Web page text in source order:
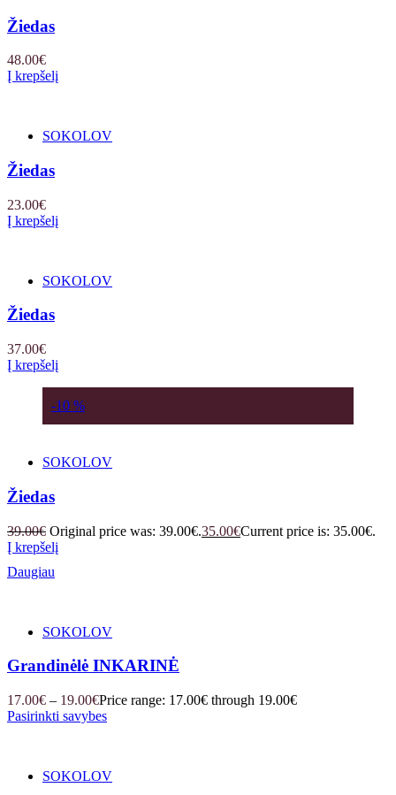
Žiedas
48.00€
Į krepšelį
SOKOLOV
Žiedas
23.00€
Į krepšelį
SOKOLOV
Žiedas
37.00€
Į krepšelį
-10 %
SOKOLOV
Žiedas
39.00€ Original price was: 39.00€.35.00€Current price is: 35.00€.
Į krepšelį
Daugiau
SOKOLOV
Grandinėlė INKARINĖ
17.00€ – 19.00€Price range: 17.00€ through 19.00€
Pasirinkti savybes
SOKOLOV